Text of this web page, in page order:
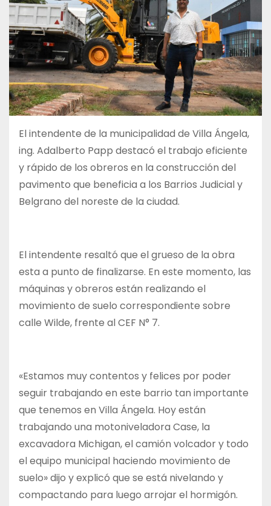
El intendente de la municipalidad de Villa Ángela,
ing. Adalberto Papp destacó el trabajo eficiente
y rápido de los obreros en la construcción del
pavimento que beneficia a los Barrios Judicial y
Belgrano del noreste de la ciudad.
El intendente resaltó que el grueso de la obra
esta a punto de finalizarse. En este momento, las
máquinas y obreros están realizando el
movimiento de suelo correspondiente sobre
calle Wilde, frente al CEF N° 7.
«Estamos muy contentos y felices por poder
seguir trabajando en este barrio tan importante
que tenemos en Villa Ángela. Hoy están
trabajando una motoniveladora Case, la
excavadora Michigan, el camión volcador y todo
el equipo municipal haciendo movimiento de
suelo» dijo y explicó que se está nivelando y
compactando para luego arrojar el hormigón.